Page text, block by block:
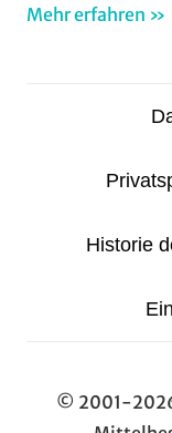
Mehr erfahren »
Historie
© 2001-